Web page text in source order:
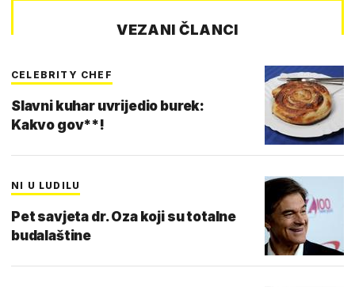
VEZANI ČLANCI
CELEBRITY CHEF
Slavni kuhar uvrijedio burek:
Kakvo gov**!
NI U LUDILU
Pet savjeta dr. Oza koji su totalne
budalaštine